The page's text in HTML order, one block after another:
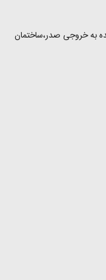
به خروجی صدر،ساختمان